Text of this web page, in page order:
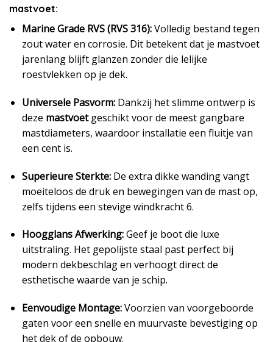
mastvoet:
Marine Grade RVS (RVS 316):Volledig bestand tegen
zout water en corrosie. Dit betekent dat je mastvoet
jarenlang blijft glanzen zonder die lelijke
roestvlekken op je dek.
Universele Pasvorm:Dankzij het slimme ontwerp is
deze mastvoetgeschikt voor de meest gangbare
mastdiameters, waardoor installatie een fluitje van
een cent is.
Superieure Sterkte:De extra dikke wanding vangt
moeiteloos de druk en bewegingen van de mast op,
zelfs tijdens een stevige windkracht 6.
Hoogglans Afwerking:Geef je boot die luxe
uitstraling. Het gepolijste staal past perfect bij
modern dekbeschlag en verhoogt direct de
esthetische waarde van je schip.
Eenvoudige Montage:Voorzien van voorgeboorde
gaten voor een snelle en muurvaste bevestiging op
het dek of de opbouw.